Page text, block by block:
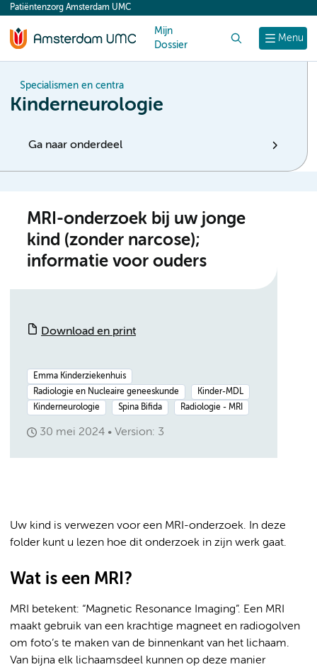
content
Menu
Patiëntenzorg Amsterdam UMC
Mijn
Dossier
Specialismen en centra
Kinderneurologie
Ga naar onderdeel
MRI-onderzoek bij uw jonge
kind (zonder narcose);
informatie voor ouders
Download en print
Emma Kinderziekenhuis
Radiologie en Nucleaire geneeskunde
Kinder-MDL
Kinderneurologie
Spina Bifida Radiologie - MRI
30 mei 2024 Version: 3
Uw kind is verwezen voor een MRI-onderzoek. In deze
folder kunt u lezen hoe dit onderzoek in zijn werk gaat.
Wat is een MRI?
MRI betekent: “Magnetic Resonance Imaging”. Een MRI
maakt gebruik van een krachtige magneet en radiogolven
om foto’s te maken van de binnenkant van het lichaam.
Van bijna elk lichaamsdeel kunnen op deze manier